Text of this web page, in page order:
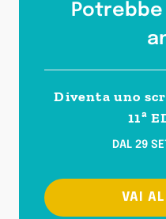
Diventa uno
11ª
DAL 29
VAI